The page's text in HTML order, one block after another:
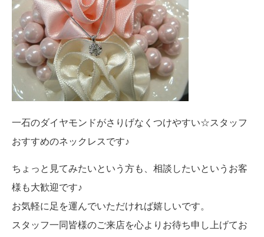
一石のダイヤモンドがさりげなくつけやすい☆スタッフ
おすすめのネックレスです♪
ちょっと見てみたいという方も、相談したいというお客
様も大歓迎です♪
お気軽に足を運んでいただければ嬉しいです。
スタッフ一同皆様のご来店を心よりお待ち申し上げてお